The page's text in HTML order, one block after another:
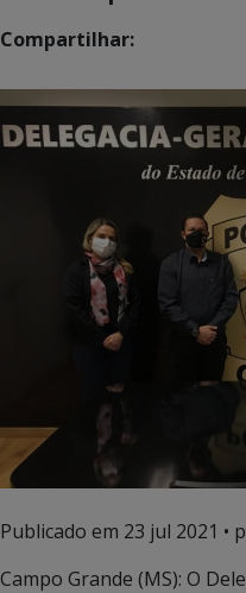
Compartilhar:
Publicado em 23 jul 2021 •
Campo Grande (MS): O